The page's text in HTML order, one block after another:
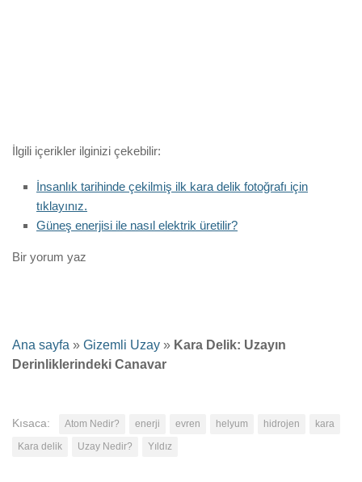
İlgili içerikler ilginizi çekebilir:
İnsanlık tarihinde çekilmiş ilk kara delik fotoğrafı için
tıklayınız.
Güneş enerjisi ile nasıl elektrik üretilir?
Bir yorum yaz
Ana sayfa » Gizemli Uzay » Kara Delik: Uzayın
Derinliklerindeki Canavar
Kısaca: Atom Nedir? enerji evren helyum hidrojen
kara
Kara delik
Uzay Nedir? Yıldız